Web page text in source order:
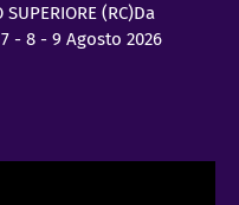
SUPERIORE (RC)Da
- 8 - 9 Agosto 2026